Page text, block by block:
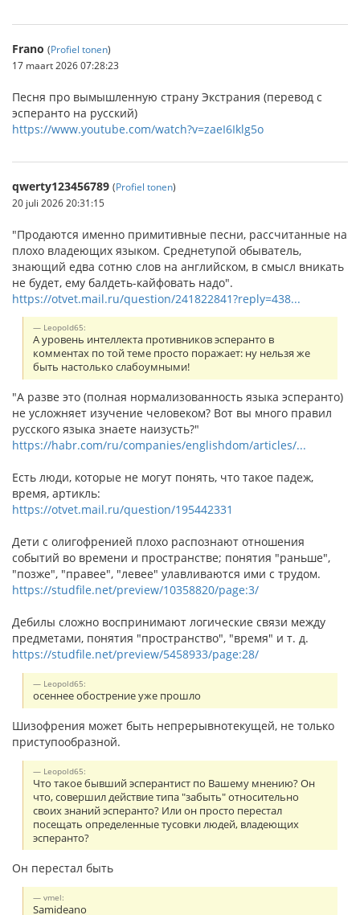
Frano (Profiel tonen)
17 maart 2026 07:28:23
Песня про вымышленную страну Экстрания (перевод с
эсперанто на русский)
https://www.youtube.com/watch?v=zaeI6Iklg5o
qwerty123456789 (Profiel tonen)
20 juli 2026 20:31:15
"Продаются именно примитивные песни, рассчитанные на
плохо владеющих языком. Среднетупой обыватель,
знающий едва сотню слов на английском, в смысл вникать
не будет, ему балдеть-кайфовать надо".
https://otvet.mail.ru/question/241822841?reply=438...
Leopold65:
А уровень интеллекта противников эсперанто в
комментах по той теме просто поражает: ну нельзя же
быть настолько слабоумными!
"А разве это (полная нормализованность языка эсперанто)
не усложняет изучение человеком? Вот вы много правил
русского языка знаете наизусть?"
https://habr.com/ru/companies/englishdom/articles/...
Есть люди, которые не могут понять, что такое падеж,
время, артикль:
https://otvet.mail.ru/question/195442331
Дети с олигофренией плохо распознают отношения
событий во времени и пространстве; понятия "раньше",
"позже", "правее", "левее" улавливаются ими с трудом.
https://studfile.net/preview/10358820/page:3/
Дебилы сложно воспринимают логические связи между
предметами, понятия "пространство", "время" и т. д.
https://studfile.net/preview/5458933/page:28/
Leopold65:
осеннее обострение уже прошло
Шизофрения может быть непрерывнотекущей, не только
приступообразной.
Leopold65:
Что такое бывший эсперантист по Вашему мнению? Он
что, совершил действие типа "забыть" относительно
своих знаний эсперанто? Или он просто перестал
посещать определенные тусовки людей, владеющих
эсперанто?
Он перестал быть
vmel:
Samideano